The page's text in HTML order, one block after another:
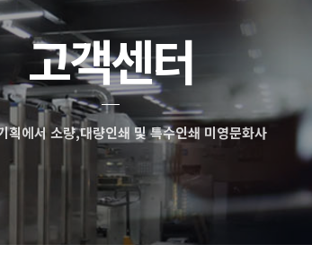
고객센터
획에서 소량,대량인쇄 및 특수인쇄 미영문화사